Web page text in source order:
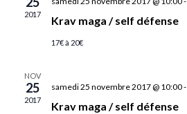
2017 Krav maga / self défense
17€ à 20€
NOV
25
2017
samedi 25 novembre 2017 @ 10:00-
Krav maga / self défense